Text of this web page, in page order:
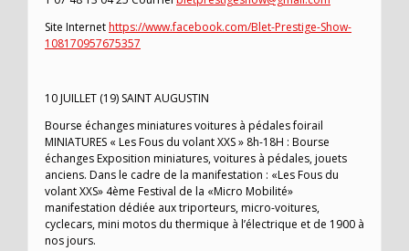
Site Internethttps://www.facebook.com/Blet-Prestige-Show-
108170957675357
10 JUILLET (19) SAINT AUGUSTIN
Bourse échanges miniatures voitures à pédales foirail
MINIATURES « Les Fous du volant XXS » 8h-18H : Bourse
échanges Exposition miniatures, voitures à pédales, jouets
anciens. Dans le cadre de la manifestation : «Les Fous du
volant XXS» 4ème Festival de la «Micro Mobilité»
manifestation dédiée aux triporteurs, micro-voitures,
cyclecars, mini motos du thermique à l’électrique et de 1900 à
nos jours.